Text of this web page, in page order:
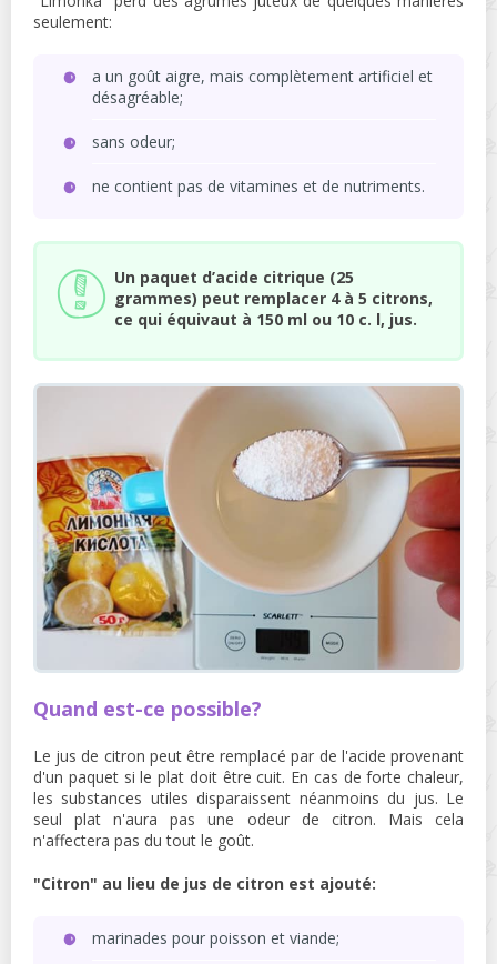
seulement:
a un goût aigre, mais complètement artificiel et
désagréable;
sans odeur;
ne contient pas de vitamines et de nutriments.
Un paquet d’acide citrique (25
grammes) peut remplacer 4 à 5 citrons,
ce qui équivaut à 150 ml ou 10 c. l, jus.
Quand est-ce possible?
Le jus de citron peut être remplacé par de l'acide provenant
d'un paquet si le plat doit être cuit. En cas de forte chaleur,
les substances utiles disparaissent néanmoins du jus. Le
seul plat n'aura pas une odeur de citron. Mais cela
n'affectera pas du tout le goût.
"Citron" au lieu de jus de citron est ajouté:
marinades pour poisson et viande;